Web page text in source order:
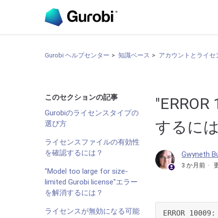
Gurobi ヘルプセンター 知識ベース アカウントとライセ
このセクションの記事
Gurobiのライセンスタイプの
選び方
ライセンスファイルの有効性
を確認するには？
"Model too large for size-
limited Gurobi license"エラー
を解消するには？
ライセンスが無効になる可能
するに
Gwyneth
3 か月前
ERROR